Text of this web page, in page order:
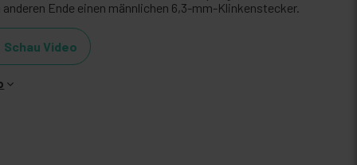
anderen Ende einen männlichen 6,3-mm-Klinkenstecker.
Schau Video